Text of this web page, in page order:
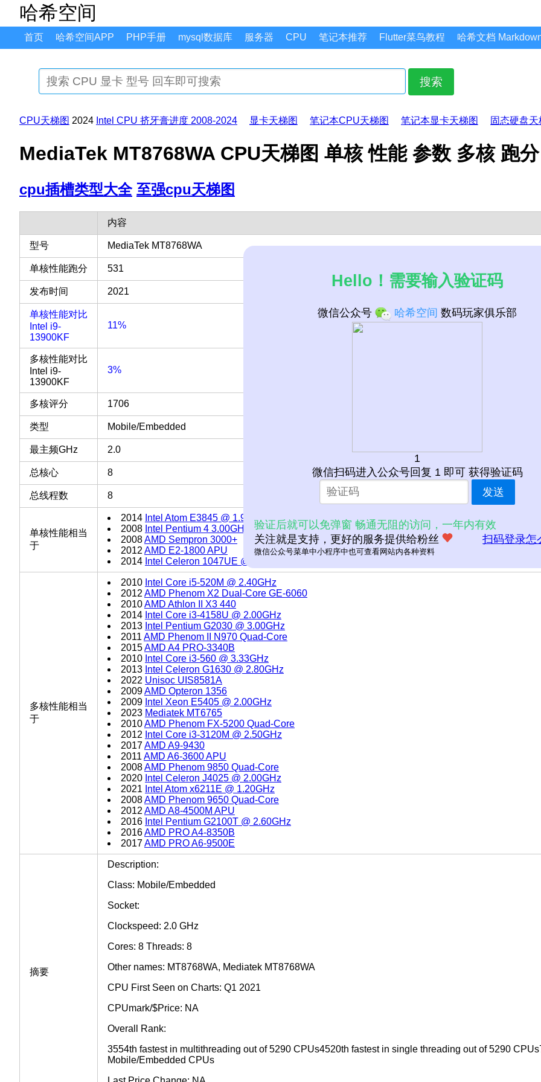
哈希空间
首页 哈希空间APP PHP手册 mysql数据库 服务器 CPU 笔记本推荐 Flutter菜鸟教程 哈希文档
搜索
CPU天梯图 2024 Intel CPU 挤牙膏进度 2008-2024 显卡天梯图 笔记本CPU天梯图 笔记本显卡天梯图 固态硬盘天
MediaTek MT8768WA CPU天梯图 单核 性能 参数 多核 跑
cpu插槽类型大全 至强cpu天梯图
内容
型号 MediaTek MT8768WA
单核性能跑分 531
发布时间 2021
单核性能对比
Intel i9-
13900KF
11%
多核性能对比
Intel i9-
13900KF
3%
多核评分 1706
类型 Mobile/Embedded
最主频GHz 2.0
总核心 8
总线程数 8
单核性能相当
于
2014 Intel Atom E3845 @ 1.91GHz
2008 Intel Pentium 4 3.00GHz
2008AMD Sempron 3000+
2012 AMD E2-1800 APU
2014 Intel Celeron 1047UE @ 1.40GHz
多核性能相当
于
2010 Intel Core i5-520M @ 2.40GHz
2012 AMD Phenom X2 Dual-Core GE-6060
2010AMD Athlon II X3 440
2014 Intel Core i3-4158U @ 2.00GHz
2013 Intel Pentium G2030 @ 3.00GHz
2011 AMD Phenom II N970 Quad-Core
2015AMD A4 PRO-3340B
2010 Intel Core i3-560 @ 3.33GHz
2013 Intel Celeron G1630 @ 2.80GHz
2022 Unisoc UIS8581A
2009AMD Opteron 1356
2009 Intel Xeon E5405 @ 2.00GHz
2023 Mediatek MT6765
2010AMD Phenom FX-5200 Quad-Core
2012 Intel Core i3-3120M @ 2.50GHz
2017AMD A9-9430
2011 AMD A6-3600 APU
2008AMD Phenom 9850 Quad-Core
2020 Intel Celeron J4025 @ 2.00GHz
2021 Intel Atom x6211E @ 1.20GHz
2008AMD Phenom 9650 Quad-Core
2012 AMD A8-4500M APU
2016 Intel Pentium G2100T @ 2.60GHz
2016AMD PRO A4-8350B
2017AMD PRO A6-9500E
摘要
Description:
Class: Mobile/Embedded
Socket:
Clockspeed: 2.0 GHz
Cores: 8 Threads: 8
Other names: MT8768WA, Mediatek MT8768WA
CPU First Seen on Charts: Q1 2021
CPUmark/$Price: NA
Overall Rank:
3554th fastest in multithreading out of 5290 CPUs4520th fastest in single threading out of 5290
Mobile/Embedded CPUs
Hello！需要输入验证码
微信公众号 哈希空间 数码玩家俱乐部
1
微信扫码进入公众号回复 1 即可 获得验证码
发送
验证后就可以免弹窗 畅通无阻的访问，一年内有效
关注就是支持，更好的服务提供给粉丝
扫码登录怎
微信公众号菜单中小程序中也可查看网站内各种资料